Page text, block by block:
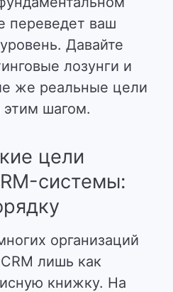
переведет ваш
Давайте
лозунги и
же реальные цели
этим шагом.
цели
системы:
организаций
лишь как
книжку. На